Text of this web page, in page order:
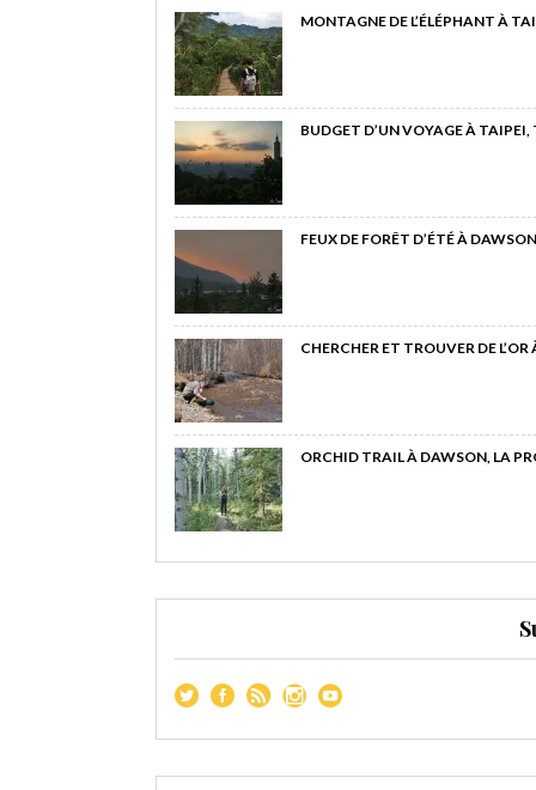
MONTAGNE DE L’ÉLÉPHANT À
BUDGET D’UN VOYAGE À
FEUX DE FORÊT D’ÉTÉ À
CHERCHER ET TROUVER DE
ORCHID TRAIL À DAWSON, LA